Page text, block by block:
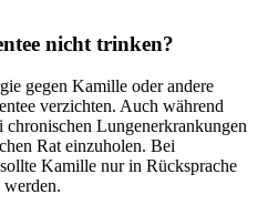
nicht trinken?
gegen Kamille oder andere
verzichten. Auch während
chronischen Lungenerkrankungen
Rat einzuholen. Bei
Kamille nur in Rücksprache